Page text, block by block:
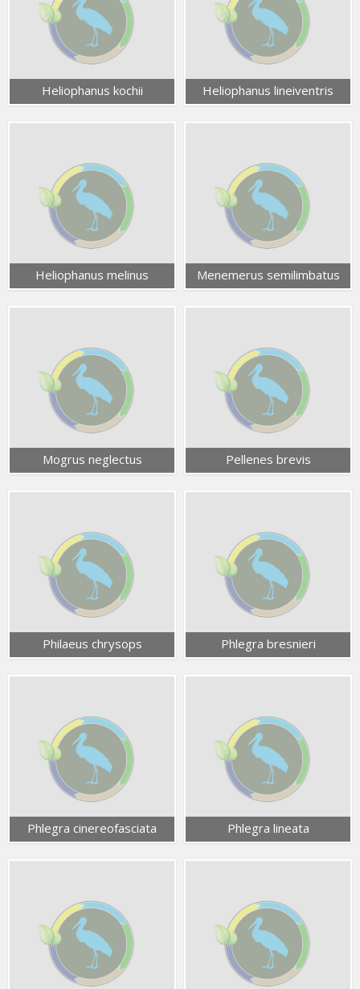
Heliophanus kochii Heliophanus lineiventris
Heliophanus melinus Menemerus semilimbatus
Mogrus neglectus Pellenes brevis
Philaeus chrysops Phlegra bresnieri
Phlegra cinereofasciata Phlegra lineata